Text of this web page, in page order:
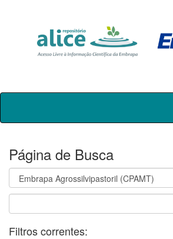
Skip
Página de Busca
Filtros correntes: